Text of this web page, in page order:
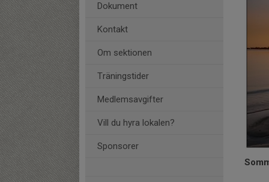
Dokument
Kontakt
Om sektionen
Träningstider
Medlemsavgifter
Vill du hyra lokalen?
Sponsorer